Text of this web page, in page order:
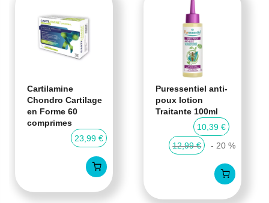
Cartilamine
Chondro Cartilage
en Forme 60
comprimes
23,99 €
Puressentiel anti-
poux lotion
Traitante 100ml
10,39 €
12,99 €
- 20 %